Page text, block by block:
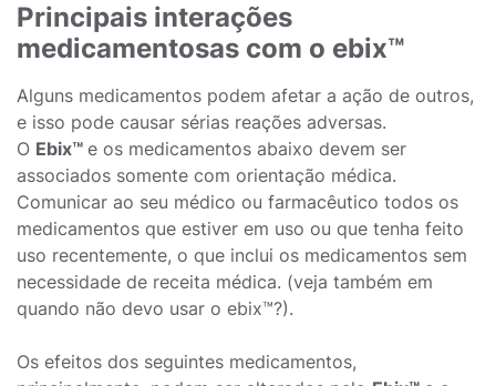
Principais interações
medicamentosas com o ebix™
Alguns medicamentos podem afetar a ação de outros,
e isso pode causar sérias reações adversas.
O Ebix™ e os medicamentos abaixo devem ser
associados somente com orientação médica.
Comunicar ao seu médico ou farmacêutico todos os
medicamentos que estiver em uso ou que tenha feito
uso recentemente, o que inclui os medicamentos sem
necessidade de receita médica. (veja também em
quando não devo usar o ebix™?).
Os efeitos dos seguintes medicamentos,